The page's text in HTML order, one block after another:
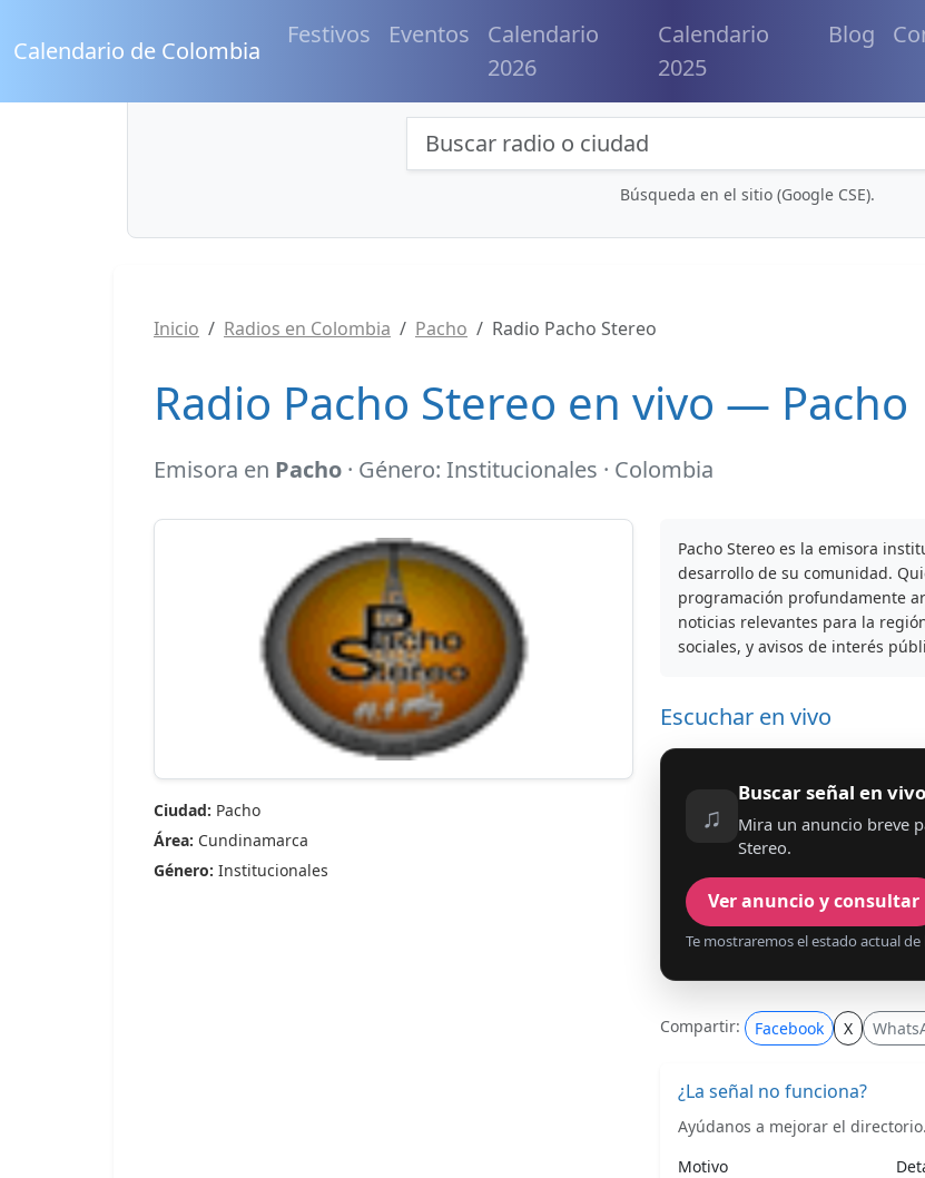
Calendario de Colombia
Festivos Eventos
Calendario
2026
Calendario
2025
Blog
Búsqueda de radios y
Búsqueda en el sitio (Google CSE).
Inicio Radios en Colombia Pacho Radio Pacho Stereo
Radio Pacho Stereo en vivo — Pacho
Emisora en Pacho · Género: Institucionales · Colombia
Ciudad: Pacho
Área: Cundinamarca
Género: Institucionales
Pacho Stereo es la emisora
desarrollo de su comunidad.
programación profundamente
noticias relevantes para la
sociales, y avisos de interés
Escuchar en vivo
♫
Buscar señal en vivo
Mira un anuncio breve
Stereo.
Ver anuncio y consultar
Te mostraremos el estado actual
Compartir: Facebook X
¿La señal no funciona?
Ayúdanos a mejorar el
Motivo